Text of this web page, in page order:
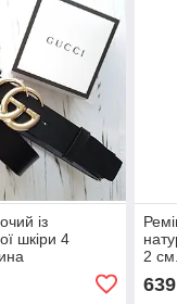
із
шкіри 4
2
639